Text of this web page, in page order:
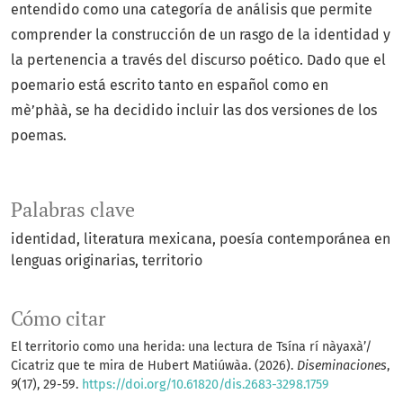
Palabras clave
identidad literatura mexicana poesía contemporánea en
lenguas originarias territorio
Cómo citar
El territorio como una herida: una lectura de Tsína rí nàyaxà’/
Cicatriz que te mira de Hubert Matiúwàa. (2026). Diseminaciones,
9(17), 29-59. https://doi.org/10.61820/dis.2683-3298.1759
entendido como una categoría de análisis que permite
comprender la construcción de un rasgo de la identidad y
la pertenencia a través del discurso poético. Dado que el
poemario está escrito tanto en español como en
mè’phàà, se ha decidido incluir las dos versiones de los
poemas.